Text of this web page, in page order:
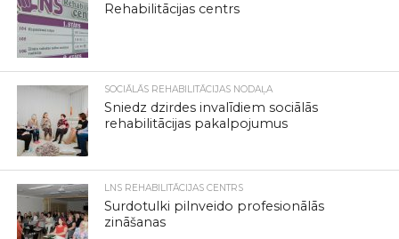
Rehabilitācijas centrs
SOCIĀLĀS REHABILITĀCIJAS NODAĻA
Sniedz dzirdes invalīdiem sociālās
rehabilitācijas pakalpojumus
LNS REHABILITĀCIJAS CENTRS
Surdotulki pilnveido profesionālās
zināšanas